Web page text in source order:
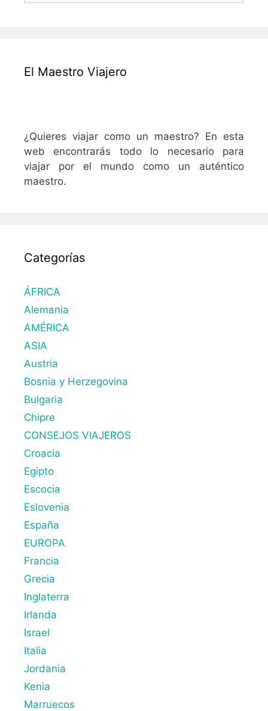
El Maestro Viajero
¿Quieres viajar como un maestro? En esta
web encontrarás todo lo necesario para
viajar por el mundo como un auténtico
maestro.
Categorías
ÁFRICA
Alemania
AMÉRICA
ASIA
Austria
Bosnia y Herzegovina
Bulgaria
Chipre
CONSEJOS VIAJEROS
Croacia
Egipto
Escocia
Eslovenia
España
EUROPA
Francia
Grecia
Inglaterra
Irlanda
Israel
Italia
Jordania
Kenia
Marruecos